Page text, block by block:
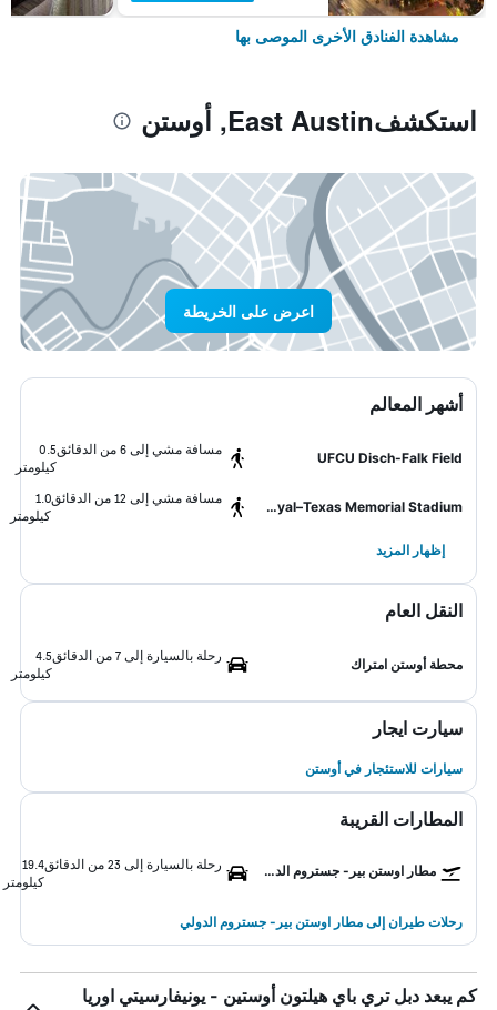
مشاهدة الفنادق الأخرى الموصى بها
استكشفEast Austin, أوستن
اعرض على الخريطة
أشهر المعالم
UFCU Disch-Falk Field
مسافة مشي إلى 6 من الدقائق
0.5
كيلومتر
Darrell K. Royal–Texas Memorial Stadium
مسافة مشي إلى 12 من الدقائق
1.0
كيلومتر
إظهار المزيد
النقل العام
محطة أوستن امتراك
رحلة بالسيارة إلى 7 من الدقائق
4.5
كيلومتر
سيارت ايجار
سيارات للاستئجار في أوستن
المطارات القريبة
مطار اوستن بير- جستروم الدولي رحلة بالسيارة إلى 23 من الدقائق
19.4
كيلومتر
رحلات طيران إلى مطار اوستن بير- جستروم الدولي
كم يبعد دبل تري باي هيلتون أوستين - يونيفارسيتي اوريا